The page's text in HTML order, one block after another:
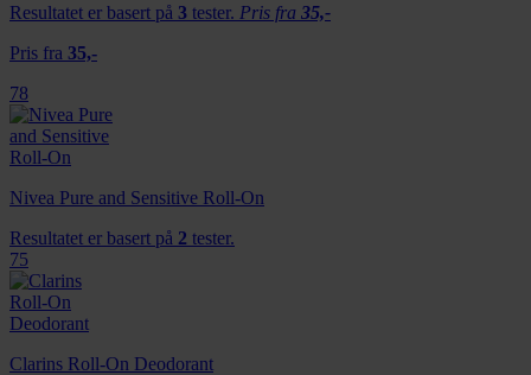
Resultatet er basert på 3 tester. Pris fra 35,-
Pris fra 35,-
78
Nivea Pure and Sensitive Roll-On
Resultatet er basert på 2 tester.
75
Clarins Roll-On Deodorant